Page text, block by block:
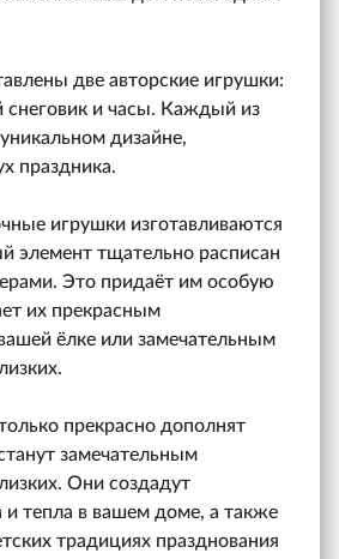
две авторские игрушки:
снеговик и часы. Каждый из
дизайне,
праздника.
игрушки изготавливаются
элемент тщательно расписан
Это придаёт им особую
их прекрасным
ёлке или замечательным
прекрасно дополнят
замечательным
Они создадут
и тепла в вашем доме, а также
традициях празднования